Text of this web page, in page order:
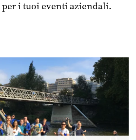
i tuoi eventi aziendali.